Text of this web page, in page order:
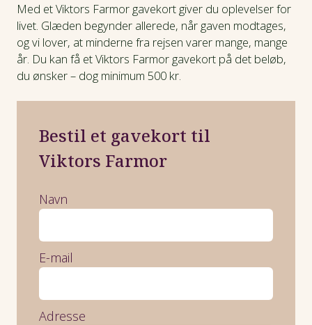
Med et Viktors Farmor gavekort giver du oplevelser for
livet. Glæden begynder allerede, når gaven modtages,
og vi lover, at minderne fra rejsen varer mange, mange
år. Du kan få et Viktors Farmor gavekort på det beløb,
du ønsker – dog minimum 500 kr.
Bestil et gavekort til
Viktors Farmor
Navn
E-mail
Adresse